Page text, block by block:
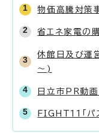
物価高騰対策
省エネ家電の
休館日及び運
～)
日立市PR動画
FIGHT11「パ